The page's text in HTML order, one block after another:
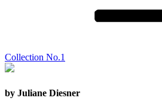
Collection No.1
by Juliane Diesner